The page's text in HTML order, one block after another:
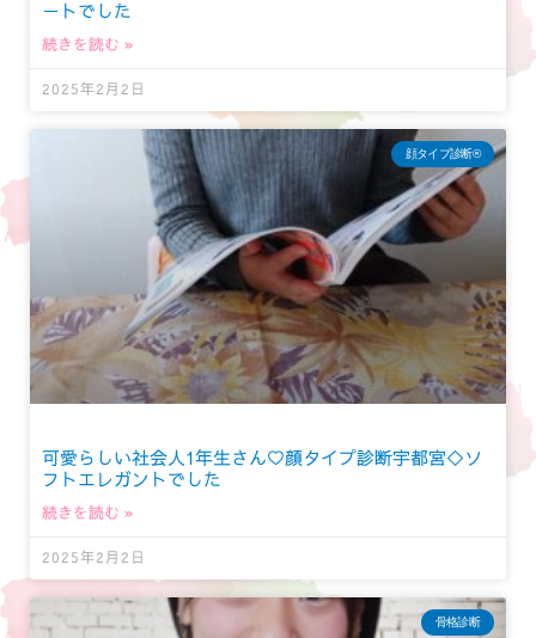
ートでした
続きを読む »
2025年2月2日
顔タイプ診断®︎
可愛らしい社会人1年生さん♡顔タイプ診断宇都宮◇ソ
フトエレガントでした
続きを読む »
2025年2月2日
骨格診断